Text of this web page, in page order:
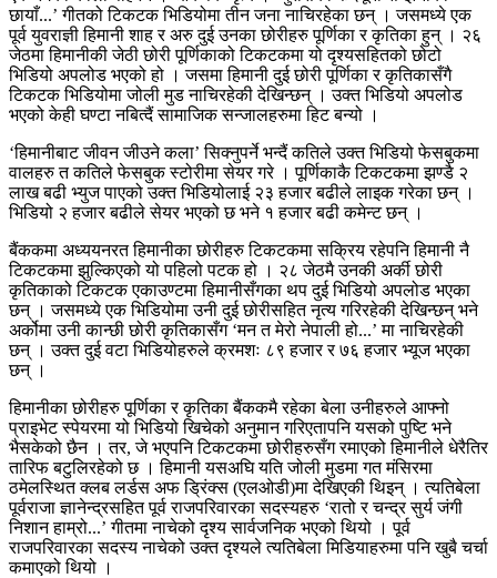
छायाँ...’ गीतको टिकटक भिडियोमा तीन जना नाचिरहेका छन् । जसमध्ये एक
पूर्व युवराज्ञी हिमानी शाह र अरु दुई उनका छोरीहरु पूर्णिका र कृतिका हुन् । २६
जेठमा हिमानीकी जेठी छोरी पूर्णिकाको टिकटकमा यो दृश्यसहितको छोटो
भिडियो अपलोड भएको हो । जसमा हिमानी दुई छोरी पूर्णिका र कृतिकासँगै
टिकटक भिडियोमा जोली मुड नाचिरहेकी देखिन्छन् । उक्त भिडियो अपलोड
भएको केही घण्टा नबित्दैं सामाजिक सन्जालहरुमा हिट बन्यो ।
‘हिमानीबाट जीवन जीउने कला’ सिक्नुपर्ने भन्दैं कतिले उक्त भिडियो फेसबुकमा
वालहरु त कतिले फेसबुक स्टोरीमा सेयर गरे । पूर्णिकाकै टिकटकमा झण्डै २
लाख बढी भ्युज पाएको उक्त भिडियोलाई २३ हजार बढीले लाइक गरेका छन् ।
भिडियो २ हजार बढीले सेयर भएको छ भने १ हजार बढी कमेन्ट छन् ।
बैंककमा अध्ययनरत हिमानीका छोरीहरु टिकटकमा सक्रिय रहेपनि हिमानी नै
टिकटकमा झुल्किएको यो पहिलो पटक हो । २८ जेठमै उनकी अर्की छोरी
कृतिकाको टिकटक एकाउण्टमा हिमानीसँगका थप दुई भिडियो अपलोड भएका
छन् । जसमध्ये एक भिडियोमा उनी दुई छोरीसहित नृत्य गरिरहेकी देखिन्छन् भने
अर्कोमा उनी कान्छी छोरी कृतिकासँग ‘मन त मेरो नेपाली हो...’ मा नाचिरहेकी
छन् । उक्त दुई वटा भिडियोहरुले क्रमशः ८९ हजार र ७६ हजार भ्यूज भएका
छन् ।
हिमानीका छोरीहरु पूर्णिका र कृतिका बैंककमै रहेका बेला उनीहरुले आफ्नो
प्राइभेट स्पेयरमा यो भिडियो खिचेको अनुमान गरिएतापनि यसको पुष्टि भने
भैसकेको छैन । तर, जे भएपनि टिकटकमा छोरीहरुसँग रमाएको हिमानीले धेरैतिर
तारिफ बटुलिरहेको छ । हिमानी यसअघि यति जोली मुडमा गत मंसिरमा
ठमेलस्थित क्लब लर्डस अफ ड्रिंक्स (एलओडी)मा देखिएकी थिइन् । त्यतिबेला
पूर्वराजा ज्ञानेन्द्रसहित पूर्व राजपरिवारका सदस्यहरु ‘रातो र चन्द्र सुर्य जंगी
निशान हाम्रो...’ गीतमा नाचेको दृश्य सार्वजनिक भएको थियो । पूर्व
राजपरिवारका सदस्य नाचेको उक्त दृश्यले त्यतिबेला मिडियाहरुमा पनि खुबै चर्चा
कमाएको थियो ।